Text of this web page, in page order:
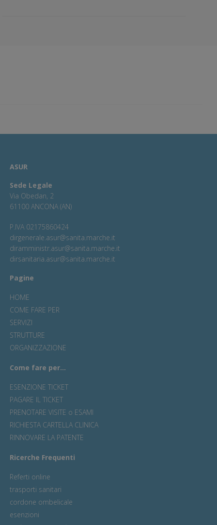
ASUR
Sede Legale
Via Obedan, 2
61100 ANCONA (AN)
P.IVA 02175860424
dirgenerale.asur@sanita.marche.it
diramministr.asur@sanita.marche.it
dirsanitaria.asur@sanita.marche.it
Pagine
HOME
COME FARE PER
SERVIZI
STRUTTURE
ORGANIZZAZIONE
Come fare per...
ESENZIONE TICKET
PAGARE IL TICKET
PRENOTARE VISITE o ESAMI
RICHIESTA CARTELLA CLINICA
RINNOVARE LA PATENTE
Ricerche Frequenti
Referti online
trasporti sanitari
cordone ombelicale
esenzioni